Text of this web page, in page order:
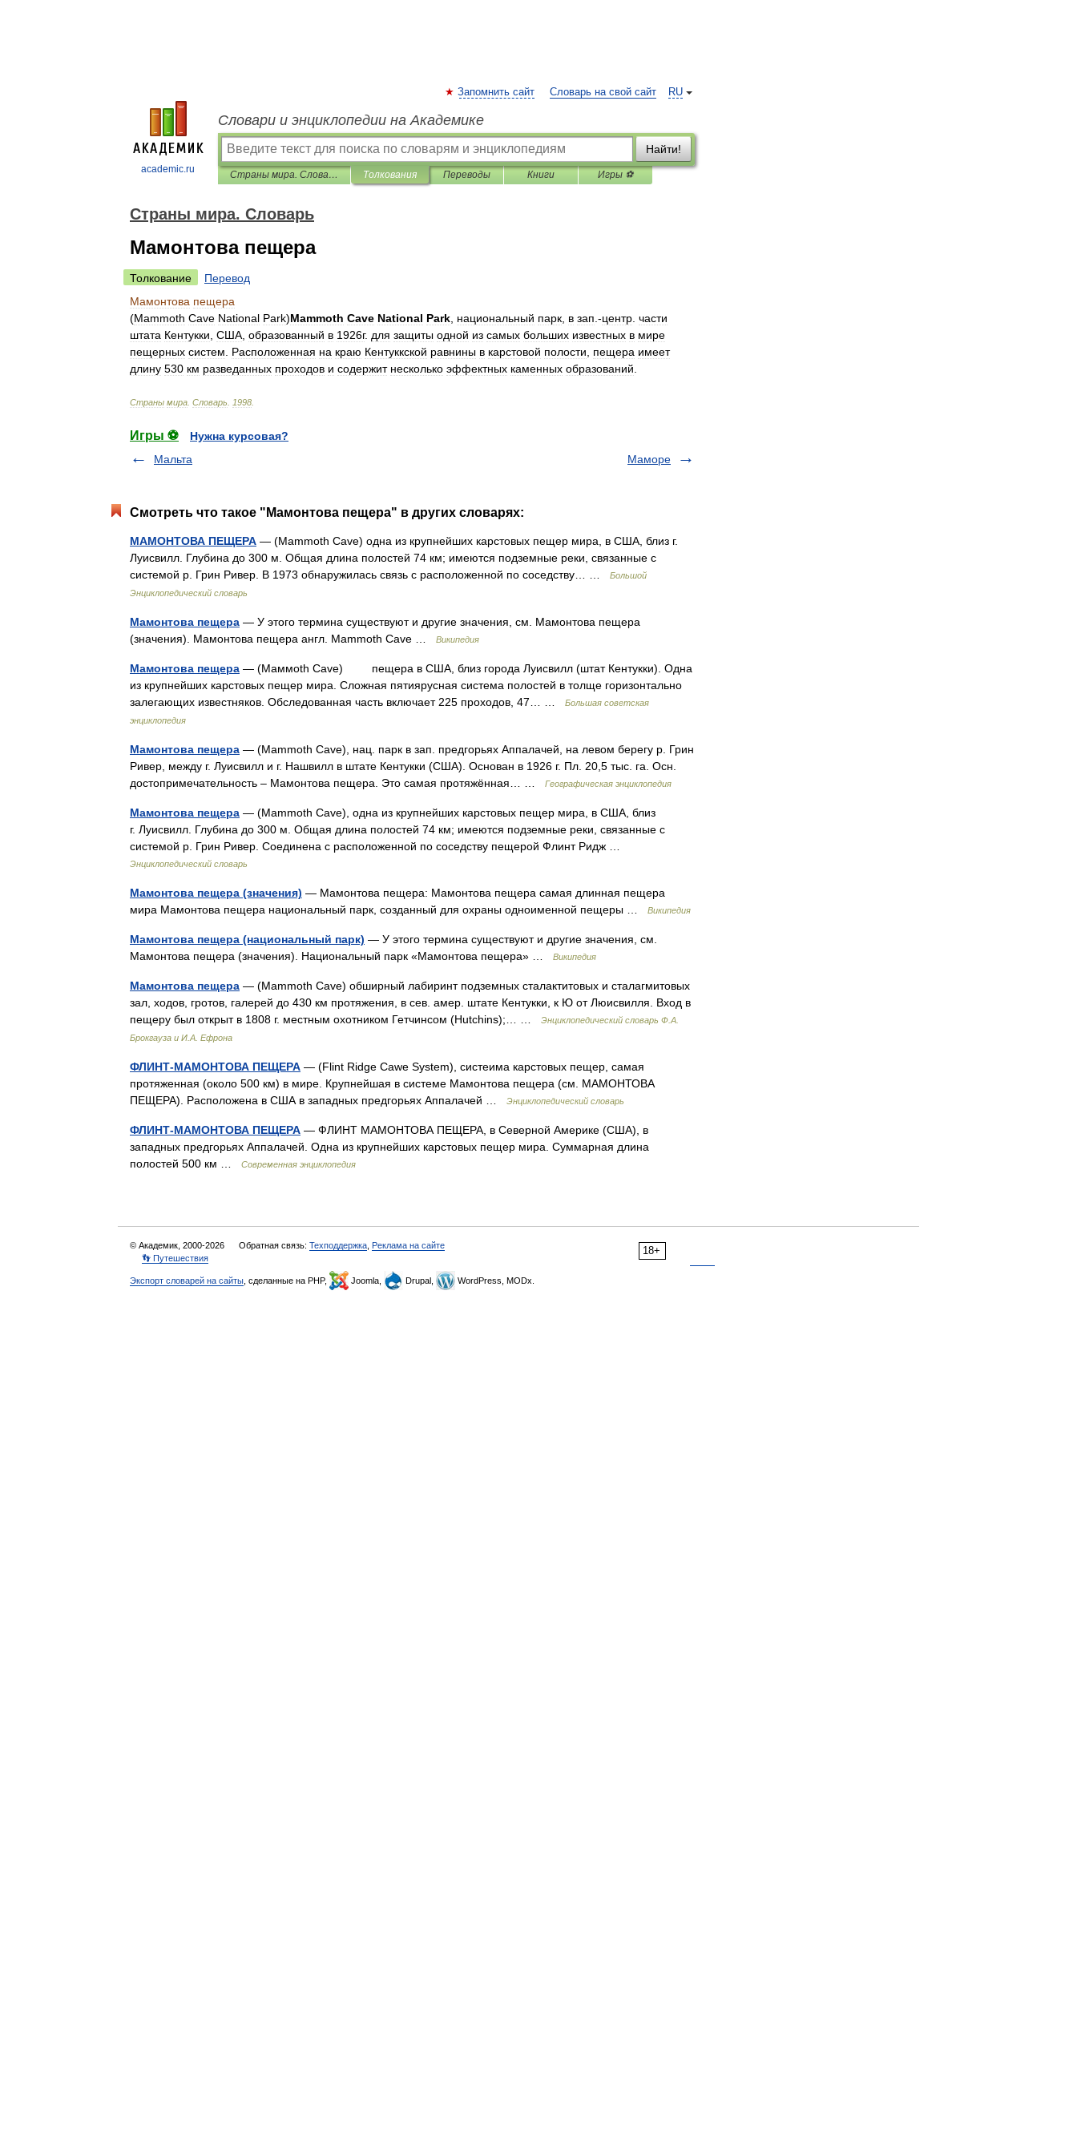
academic.ru
RU
Запомнить сайт Словарь на свой сайт
Словари и энциклопедии на Академике
Найти!
Страны мира. Словарь Толкования Переводы Книги Игры ⚽
Страны мира. Словарь
Мамонтова пещера
Толкование
Перевод
Мамонтова пещера
(Mаmmoth Cave National Park)Mаmmoth Cave National Park национальный парк в зап .-центр части
штата Кентукки США образованный в 1926г. для защиты одной из самых больших известных в мире
пещерных систем Расположенная на краю Кентуккской равнины в карстовой полости пещера имеет
длину 530 км разведанных проходов и содержит несколько эффектных каменных образований
Страны мира Словарь 1998
Игры ⚽
Нужна курсовая?
Мальта
Маморе
Смотреть что такое "Мамонтова пещера" в других словарях:
МАМОНТОВА ПЕЩЕРА — (Mammoth Cave) одна из крупнейших карстовых пещер мира, в США, близ г.
Луисвилл. Глубина до 300 м. Общая длина полостей 74 км; имеются подземные реки, связанные с
системой р. Грин Ривер. В 1973 обнаружилась связь с расположенной по соседству… …
Большой
Энциклопедический словарь
Мамонтова пещера — У этого термина существуют и другие значения, см. Мамонтова пещера
(значения). Мамонтова пещера англ. Mammoth Cave …
Википедия
Мамонтова пещера — (Маммоth Cave) пещера в США, близ города Луисвилл (штат Кентукки). Одна
из крупнейших карстовых пещер мира. Сложная пятиярусная система полостей в толще горизонтально
залегающих известняков. Обследованная часть включает 225 проходов, 47… …
Большая советская
энциклопедия
Мамонтова пещера — (Mammoth Cave), нац. парк в зап. предгорьях Аппалачей, на левом берегу р. Грин
Ривер, между г. Луисвилл и г. Нашвилл в штате Кентукки (США). Основан в 1926 г. Пл. 20,5 тыс. га. Осн.
достопримечательность – Мамонтова пещера. Это самая протяжённая… …
Географическая энциклопедия
Мамонтова пещера — (Mammoth Cave), одна из крупнейших карстовых пещер мира, в США, близ
г. Луисвилл. Глубина до 300 м. Общая длина полостей 74 км; имеются подземные реки, связанные с
системой р. Грин Ривер. Соединена с расположенной по соседству пещерой Флинт Ридж …
Энциклопедический словарь
Мамонтова пещера (значения) — Мамонтова пещера: Мамонтова пещера самая длинная пещера
мира Мамонтова пещера национальный парк, созданный для охраны одноименной пещеры …
Википедия
Мамонтова пещера (национальный парк) — У этого термина существуют и другие значения, см.
Мамонтова пещера (значения). Национальный парк «Мамонтова пещера» …
Википедия
Мамонтова пещера — (Mammoth Cave) обширный лабиринт подземных сталактитовых и сталагмитовых
зал, ходов, гротов, галерей до 430 км протяжения, в сев. амер. штате Кентукки, к Ю от Люисвилля. Вход в
пещеру был открыт в 1808 г. местным охотником Гетчинсом (Hutchins);… …
Энциклопедический словарь Ф.А.
Брокгауза и И.А. Ефрона
ФЛИНТ-МАМОНТОВА ПЕЩЕРА — (Flint Ridge Cawe System), систеима карстовых пещер, самая
протяженная (около 500 км) в мире. Крупнейшая в системе Мамонтова пещера (см. МАМОНТОВА
ПЕЩЕРА). Расположена в США в западных предгорьях Аппалачей …
Энциклопедический словарь
ФЛИНТ-МАМОНТОВА ПЕЩЕРА — ФЛИНТ МАМОНТОВА ПЕЩЕРА, в Северной Америке (США), в
западных предгорьях Аппалачей. Одна из крупнейших карстовых пещер мира. Суммарная длина
полостей 500 км …
Современная энциклопедия
18+
© Академик, 2000-2026 Обратная связь: Техподдержка Реклама на сайте
👣 Путешествия
Экспорт словарей на сайты , сделанные на PHP, Joomla, Drupal, WordPress, MODx.